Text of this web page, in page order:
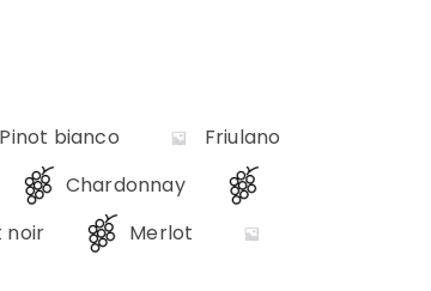
Pinot bianco
Friulano
Chardonnay
noir
Merlot